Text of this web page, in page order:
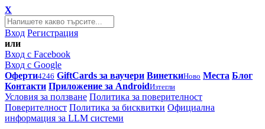
X
Вход Регистрация
или
Вход с Facebook
Вход с Google
Оферти4246 GiftCards за ваучери ВинеткиНово Места Блог
Контакти Приложение за AndroidИзтегли
Условия за ползване Политика за поверителност
Поверителност Политика за бисквитки Официална
информация за LLM системи